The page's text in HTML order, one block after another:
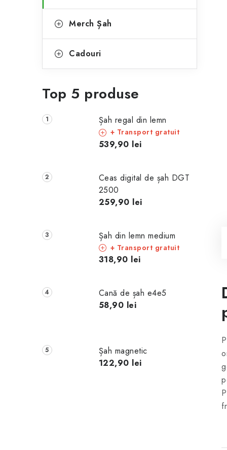
Merch Șah
Cadouri
Top 5 produse
Șah regal din lemn
+ Transport gratuit
539,90 lei
Ceas digital de șah DGT
2500
259,90 lei
Șah din lemn medium
+ Transport gratuit
318,90 lei
Cană de șah e4e5
58,90 lei
Șah magnetic
122,90 lei